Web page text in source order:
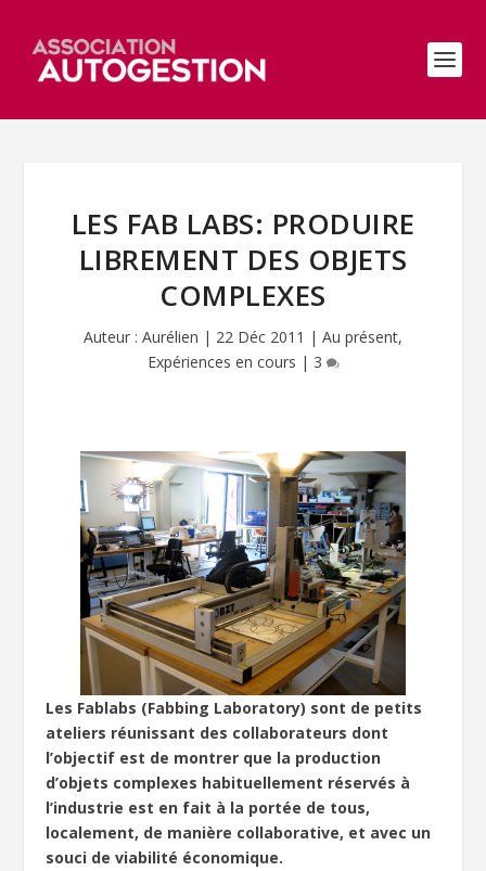
LES FAB LABS: PRODUIRE
LIBREMENT DES OBJETS
COMPLEXES
Auteur : Aurélien | 22 Déc 2011 | Au présent,
Expériences en cours | 3
Les Fablabs (Fabbing Laboratory) sont de petits
ateliers réunissant des collaborateurs dont
l’objectif est de montrer que la production
d’objets complexes habituellement réservés à
l’industrie est en fait à la portée de tous,
localement, de manière collaborative, et avec un
souci de viabilité économique.